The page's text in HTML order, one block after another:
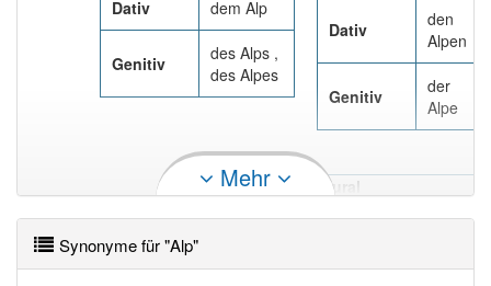
Dativ dem Alp
Genitiv
des Alps ,
des Alpes
Dativ
den
Alpen
Genitiv
der
Alpe
Singular
Nominativ
Plural
die
Mehr
Synonyme für "Alp"